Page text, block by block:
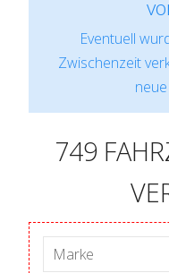
Eventuell
Zwischenzeit
749